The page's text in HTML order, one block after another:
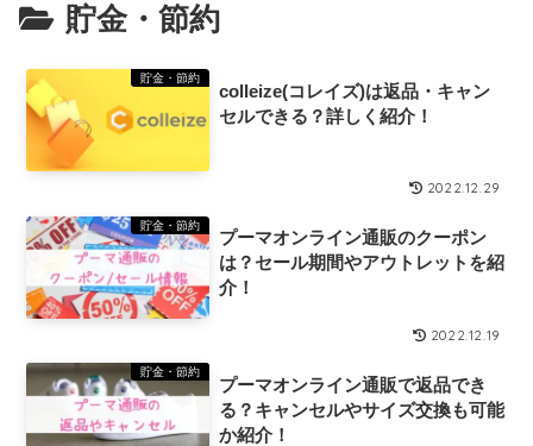
貯金・節約
貯金・節約
colleize(コレイズ)は返品・キャン
セルできる？詳しく紹介！￼
2022.12.29
貯金・節約
プーマオンライン通販のクーポン
は？セール期間やアウトレットを紹
介！
2022.12.19
貯金・節約
プーマオンライン通販で返品でき
る？キャンセルやサイズ交換も可能
か紹介！